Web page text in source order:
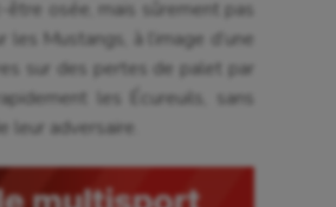
être osée, mais sûrement pas
Mustangs, à l’image d’une
sur des pertes de palet par
les Écureuils, sans
leur adversaire.